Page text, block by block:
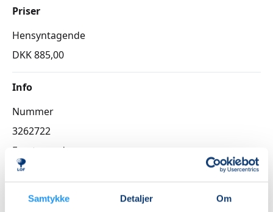
Samtykke Detaljer Om
Priser
Hensyntagende
DKK 885,00
Info
Nummer
3262722
Første mødegang
fredag 11.09.2026, kl. 16.30 - 17.15